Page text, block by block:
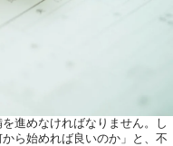
進めなければなりません。し
ら始めれば良いのか」と、不